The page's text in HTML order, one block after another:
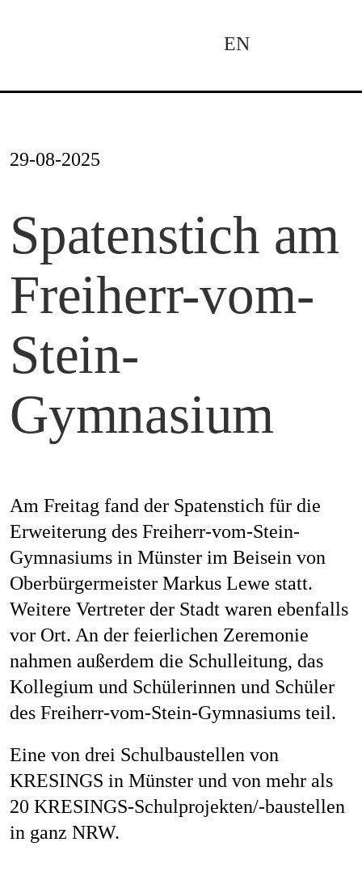
EN
29-08-2025
Spatenstich am
Freiherr-vom-
Stein-
Gymnasium
Am Freitag fand der Spatenstich für die
Erweiterung des Freiherr-vom-Stein-
Gymnasiums in Münster im Beisein von
Oberbürgermeister Markus Lewe statt.
Weitere Vertreter der Stadt waren ebenfalls
vor Ort. An der feierlichen Zeremonie
nahmen außerdem die Schulleitung, das
Kollegium und Schülerinnen und Schüler
des Freiherr-vom-Stein-Gymnasiums teil.
Eine von drei Schulbaustellen von
KRESINGS in Münster und von mehr als
20 KRESINGS-Schulprojekten/-baustellen
in ganz NRW.